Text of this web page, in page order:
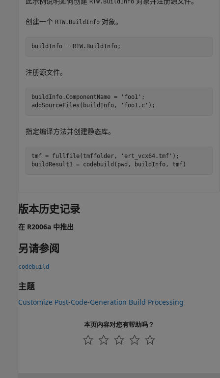
RTW.BuildInfo
创建一个 RTW.BuildInfo 对象。
buildInfo = RTW.BuildInfo;
注册源文件。
buildInfo.ComponentName = 'foo1' ;
addSourceFiles(buildInfo,
'foo1.c' );
指定编译方法并创建静态库。
tmf = fullfile(tmffolder, 'ert_vcx64.tmf' );
buildResult1 = codebuild(pwd, buildInfo, tmf)
版本历史记录
在 R2006a 中推出
另请参阅
codebuild
主题
Customize Post-Code-Generation Build Processing
本页内容对您有帮助吗？